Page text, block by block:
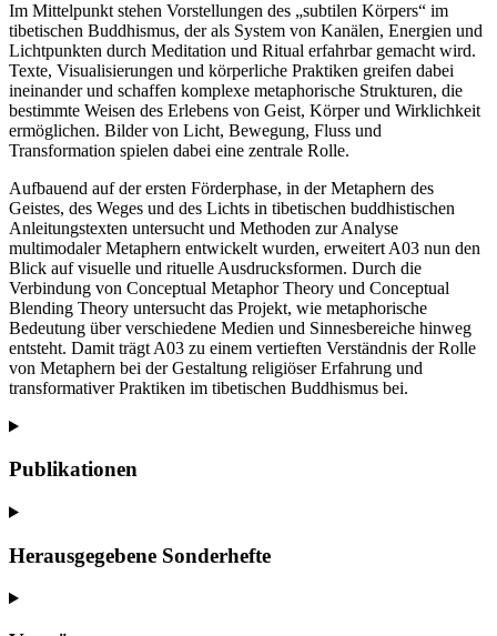
Im Mittelpunkt stehen Vorstellungen des „subtilen Körpers“ im
tibetischen Buddhismus, der als System von Kanälen, Energien und
Lichtpunkten durch Meditation und Ritual erfahrbar gemacht wird.
Texte, Visualisierungen und körperliche Praktiken greifen dabei
ineinander und schaffen komplexe metaphorische Strukturen, die
bestimmte Weisen des Erlebens von Geist, Körper und Wirklichkeit
ermöglichen. Bilder von Licht, Bewegung, Fluss und
Transformation spielen dabei eine zentrale Rolle.
Aufbauend auf der ersten Förderphase, in der Metaphern des
Geistes, des Weges und des Lichts in tibetischen buddhistischen
Anleitungstexten untersucht und Methoden zur Analyse
multimodaler Metaphern entwickelt wurden, erweitert A03 nun den
Blick auf visuelle und rituelle Ausdrucksformen. Durch die
Verbindung von Conceptual Metaphor Theory und Conceptual
Blending Theory untersucht das Projekt, wie metaphorische
Bedeutung über verschiedene Medien und Sinnesbereiche hinweg
entsteht. Damit trägt A03 zu einem vertieften Verständnis der Rolle
von Metaphern bei der Gestaltung religiöser Erfahrung und
transformativer Praktiken im tibetischen Buddhismus bei.
Publikationen
Herausgegebene Sonderhefte